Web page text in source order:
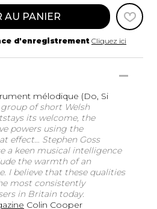
AU PANIER
d'enregistrement Cliquez ici
mélodique (Do, Si
group of short Welsh
its welcome, the
powers using the
effect… Stephen Goss
a keen musical intelligence
the warmth of an
I believe that these qualities
most consistently
in Britain today.
Colin Cooper